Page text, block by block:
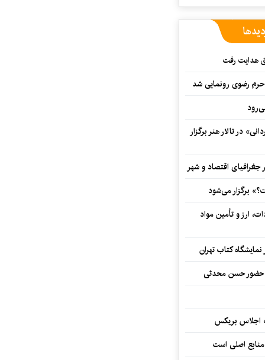
هدایت رفت
حرم رضوی رونمایی شد
در تالار هنر برگزار
اقتصاد و شهر
برگزار می‌شود
ارز و تأمین مواد
کتاب تهران
حضور حسن محدثی
اجلاس بریکس
منابع اصلی است